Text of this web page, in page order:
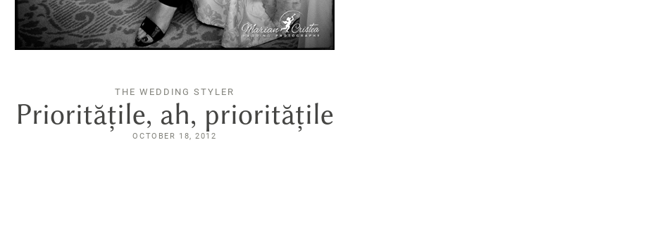
THE WEDDING STYLER
Prioritățile, ah, prioritățile
OCTOBER 18, 2012